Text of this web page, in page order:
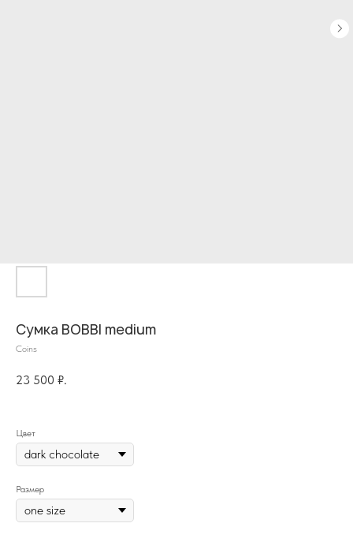
Сумка BOBBI medium
Coins
23 500 ₽.
Размер
Цвет